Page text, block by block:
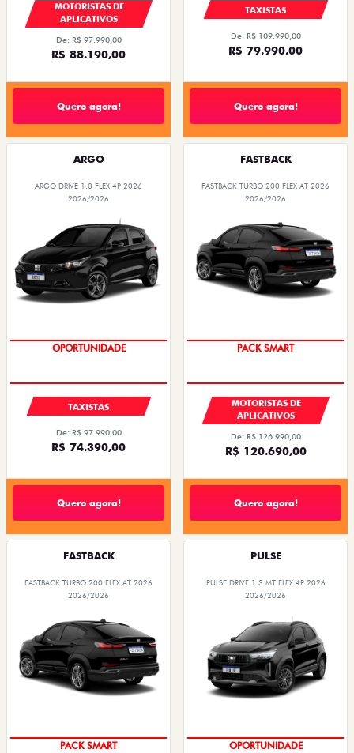
MOTORISTAS DE
APLICATIVOS
De: R$ 97.990,00
R$ 88.190,00
Quero agora!
TAXISTAS
De: R$ 109.990,00
R$ 79.990,00
Quero agora!
ARGO
ARGO DRIVE 1.0 FLEX 4P 2026
2026/2026
OPORTUNIDADE
TAXISTAS
De: R$ 97.990,00
R$ 74.390,00
Quero agora!
FASTBACK
FASTBACK TURBO 200 FLEX AT 2026
2026/2026
PACK SMART
MOTORISTAS DE
APLICATIVOS
De: R$ 126.990,00
R$ 120.690,00
Quero agora!
FASTBACK
FASTBACK TURBO 200 FLEX AT 2026
2026/2026
PACK SMART
PULSE
PULSE DRIVE 1.3 MT FLEX 4P 2026
2026/2026